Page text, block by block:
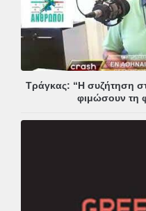
Τράγκας: “Η συζήτηση
φιμώσουν τη